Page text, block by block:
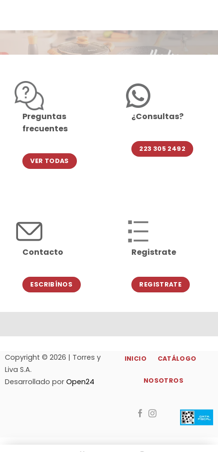
Preguntas
frecuentes
VER TODAS
¿Consultas?
223 305 2492
Contacto
ESCRIBÍNOS
Registrate
REGISTRATE
Copyright © 2026 | Torres y
Liva S.A.
Desarrollado por Open24
INICIO CATÁLOGO
NOSOTROS